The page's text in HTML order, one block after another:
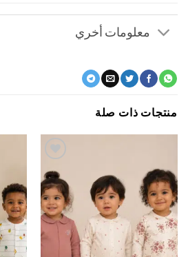
معلومات أخري
ذات صلة
اضف
الي
المفضلة